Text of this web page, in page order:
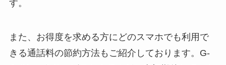
す。
また、お得度を求める方にどのスマホでも利用で
きる通話料の節約方法もご紹介しております。G-